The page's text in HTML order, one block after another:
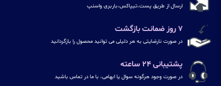
ارسال از طریق پست،تیپاکس،باربری واسنپ
۷ روز ضمانت بازگشت
در صورت نارضایتی به هر دلیلی می توانید محصول را بازگردانید
پشتیبانی ۲۴ ساعته
در صورت وجود هرگونه سوال یا ابهامی، با ما در تماس باشید